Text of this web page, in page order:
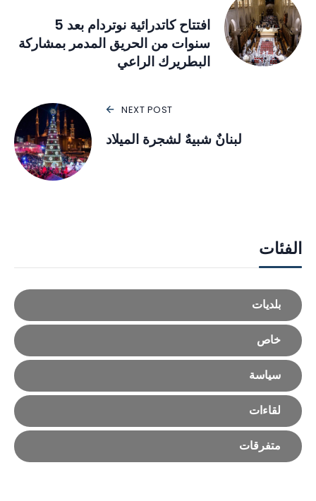
افتتاح كاتدرائية نوتردام بعد 5
سنوات من الحريق المدمر بمشاركة
البطريرك الراعي
NEXT POST
لبنانٌ شبيهٌ لشجرة الميلاد
الفئات
بلديات
خاص
سياسة
لقاءات
متفرقات